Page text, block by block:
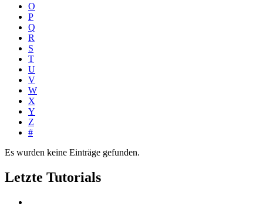
O
P
Q
R
S
T
U
V
W
X
Y
Z
#
Es wurden keine Einträge gefunden.
Letzte Tutorials